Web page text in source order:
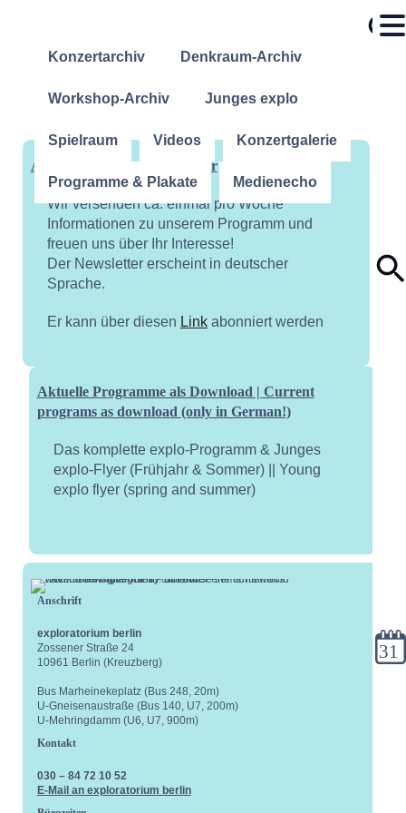
Konzertarchiv Denkraum-Archiv
Workshop-Archiv Junges explo
Spielraum Videos Konzertgalerie
Programme & Plakate Medienecho
Abonniere unseren Newsletter
Wir versenden ca. einmal pro Woche
Informationen zu unserem Programm und
freuen uns über Ihr Interesse!
Der Newsletter erscheint in deutscher
Sprache.
Er kann über diesen Linkabonniert werden
Aktuelle Programme als Download | Current
programs as download (only in German!)
Das komplette explo-Programm & Junges
explo-Flyer (Frühjahr & Sommer) || Young
explo flyer (spring and summer)
Anschrift
exploratorium berlin
Zossener Straße 24
10961 Berlin (Kreuzberg)
Bus Marheinekeplatz (Bus 248, 20m)
U-Gneisenaustraße (Bus 140, U7, 200m)
U-Mehringdamm (U6, U7, 900m)
Kontakt
030 – 84 72 10 52
E-Mail an exploratorium berlin